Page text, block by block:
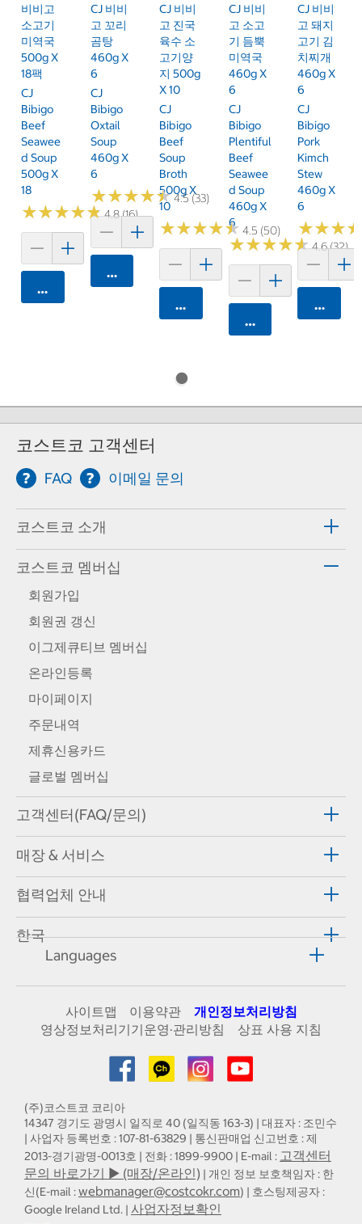
비비고
소고기
미역국
500g X
18팩
CJ
Bibigo
Beef
Seawee
D Soup
500g X
18
★★★★★
★★★★★4.8 (16)
카트에 담기
CJ 비비
고 꼬리
곰탕
460g X
6
CJ
Bibigo
Oxtail
Soup
460g X
6
★★★★★
★★★★★4.5 (33)
카트에 담기
CJ 비비
고 진국
육수 소
고기양
지 500g
X 10
CJ
Bibigo
Beef
Soup
Broth
500g X
10
★★★★★
★★★★★ 4.5 (50)
카트에 담기
CJ 비비
고 소고
기 듬뿍
미역국
460g X
6
CJ
Bibigo
Plentiful
Beef
Seawee
D Soup
460g X
6
★★★★★
★★★★★4.6 (32)
카트에 담기
CJ 비비
고 돼지
고기 김
치찌개
460g X
6
CJ
Bibigo
Pork
Kimch
Stew
460g X
6
★★★
★★★
카트에
코스트코 고객센터
FAQ 이메일 문의
코스트코 소개
코스트코 멤버십
회원가입
회원권 갱신
이그제큐티브 멤버십
온라인등록
마이페이지
주문내역
제휴신용카드
글로벌 멤버십
고객센터(FAQ/문의)
매장 & 서비스
협력업체 안내
한국
Languages
사이트맵 이용약관
개인정보처리방침
영상정보처리기기운영·관리방침
상표 사용 지침
(주)코스트코 코리아
14347 경기도 광명시 일직로 40 (일직동 163-3) | 대표자 : 조민수
| 사업자 등록번호 : 107-81-63829 | 통신판매업 신고번호 : 제
2013-경기광명-0013호 | 전화 : 1899-9900 | E-mail : 고객센터
문의 바로가기 ▶ (매장/온라인) | 개인 정보 보호책임자 : 한
신(E-mail :webmanager@costcokr.com) | 호스팅제공자 :
Google Ireland Ltd. | 사업자정보확인